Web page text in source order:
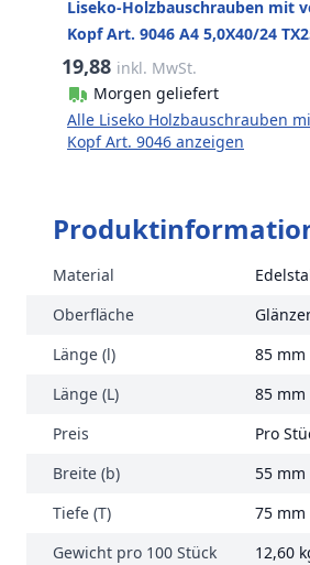
Liseko-Holzbauschrauben mit
Kopf Art. 9046 A4 5,0X40/24
19,88 inkl. MwSt.
Morgen geliefert
Alle Liseko Holzbauschrauben
Kopf Art. 9046 anzeigen
Material
Oberfläche
Länge (l)
85 mm
Länge (L)
85 mm
Preis
Pro
Breite (b)
55 mm
Tiefe (T)
75 mm
Gewicht pro 100 Stück
12,60